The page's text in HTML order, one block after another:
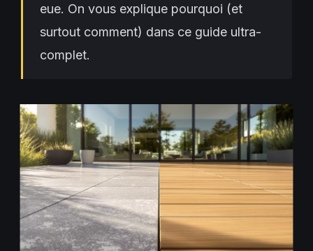
eue. On vous explique pourquoi (et
surtout comment) dans ce guide ultra-
complet.